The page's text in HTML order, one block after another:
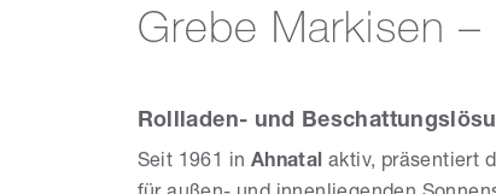
Grebe Markisen –
Rollladen- und
Seit 1961 in Ahnatal aktiv, präsentiert